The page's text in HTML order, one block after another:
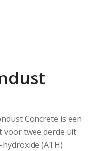
Concrete is een
voor twee derde uit
(ATH)